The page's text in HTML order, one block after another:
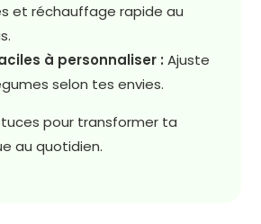
et réchauffage rapide au
à personnaliser : Ajuste
selon tes envies.
pour transformer ta
au quotidien.